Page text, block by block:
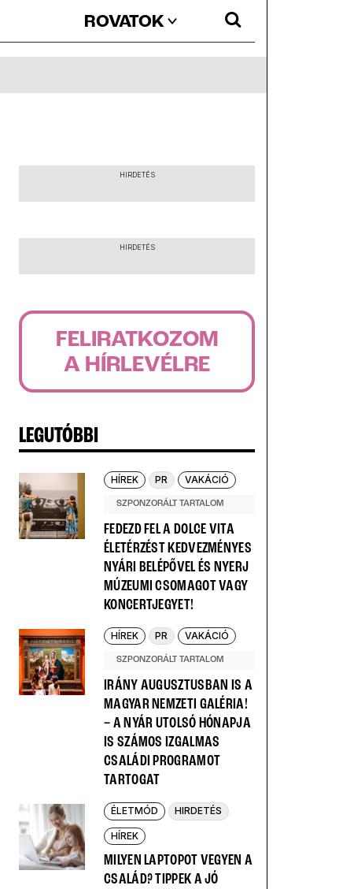
ROVATOK
HIRDETÉS
HIRDETÉS
FELIRATKOZOM
A HÍRLEVÉLRE
LEGUTÓBBI
HÍREK PR VAKÁCIÓ
SZPONZORÁLT TARTALOM
FEDEZD FEL A DOLCE VITA
ÉLETÉRZÉST KEDVEZMÉNYES
NYÁRI BELÉPŐVEL ÉS NYERJ
MÚZEUMI CSOMAGOT VAGY
KONCERTJEGYET!
HÍREK PR VAKÁCIÓ
SZPONZORÁLT TARTALOM
IRÁNY AUGUSZTUSBAN IS A
MAGYAR NEMZETI GALÉRIA!
– A NYÁR UTOLSÓ HÓNAPJA
IS SZÁMOS IZGALMAS
CSALÁDI PROGRAMOT
TARTOGAT
ÉLETMÓD HIRDETÉS
HÍREK
MILYEN LAPTOPOT VEGYEN A
CSALÁD? TIPPEK A JÓ